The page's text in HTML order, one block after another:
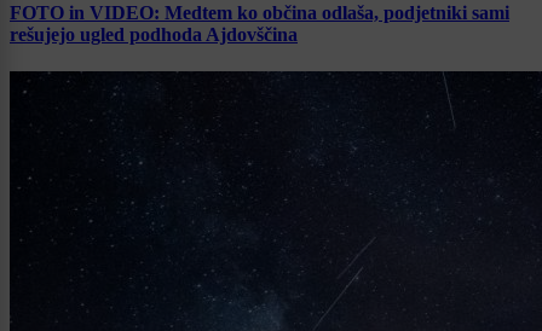
FOTO in VIDEO: Medtem ko občina odlaša, podjetniki sami
rešujejo ugled podhoda Ajdovščina